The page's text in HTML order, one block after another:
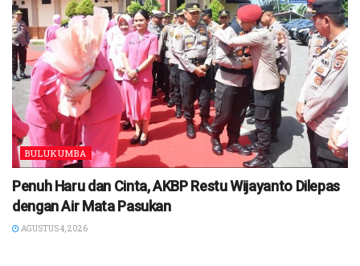
BULUKUMBA
Penuh Haru dan Cinta, AKBP Restu Wijayanto Dilepas
dengan Air Mata Pasukan
AGUSTUS 4, 2026